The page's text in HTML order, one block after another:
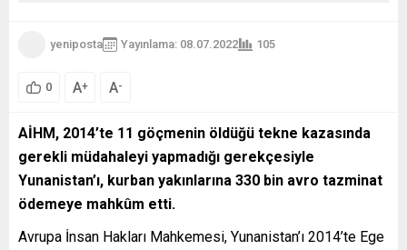
yeniposta Yayınlama: 08.07.2022 105
0 A+ A-
AİHM, 2014’te 11 göçmenin öldüğü tekne kazasında
gerekli müdahaleyi yapmadığı gerekçesiyle
Yunanistan’ı, kurban yakınlarına 330 bin avro tazminat
ödemeye mahkûm etti.
Avrupa İnsan Hakları Mahkemesi, Yunanistan’ı 2014’te Ege